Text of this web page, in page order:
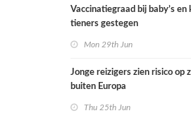
Vaccinatiegraad bij baby’s
tieners gestegen
Mon 29th Jun
Jonge reizigers zien risico op
buiten Europa
Thu 25th Jun